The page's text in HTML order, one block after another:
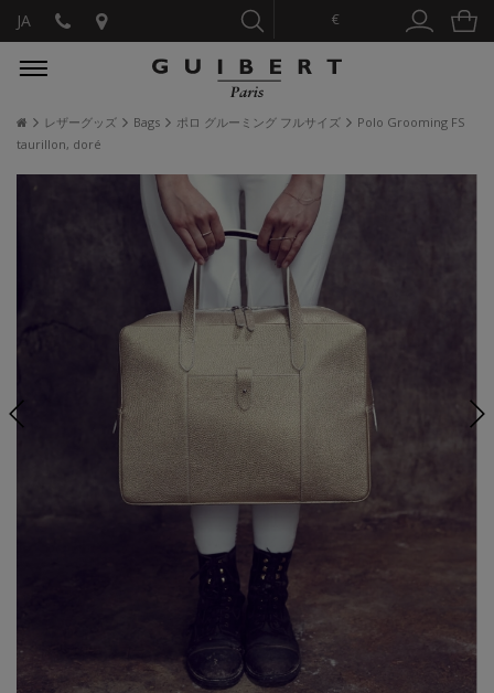
€
JA
レザーグッズ Bags ポロ グルーミング フルサイズ
Polo Grooming FS
taurillon, doré